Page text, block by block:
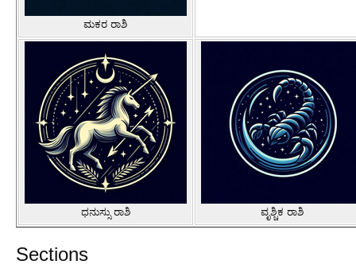
ಮಕರ ರಾಶಿ
ಧನುಸ್ಸು ರಾಶಿ ವೃಶ್ಚಿಕ ರಾಶಿ
Sections